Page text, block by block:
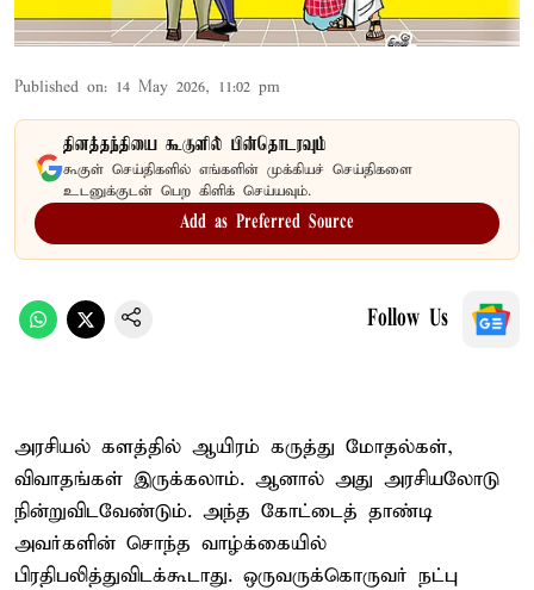
Published on: 14 May 2026, 11:02 pm
தினத்தந்தியை கூகுளில் பின்தொடரவும்
கூகுள் செய்திகளில் எங்களின் முக்கியச் செய்திகளை
உடனுக்குடன் பெற கிளிக் செய்யவும்.
Add as Preferred Source
Follow Us
அரசியல் களத்தில் ஆயிரம் கருத்து மோதல்கள்,
விவாதங்கள் இருக்கலாம். ஆனால் அது அரசியலோடு
நின்றுவிடவேண்டும். அந்த கோட்டைத் தாண்டி
அவர்களின் சொந்த வாழ்க்கையில்
பிரதிபலித்துவிடக்கூடாது. ஒருவருக்கொருவர் நட்பு